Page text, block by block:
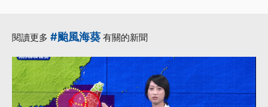
閱讀更多 #颱風海葵 有關的新聞